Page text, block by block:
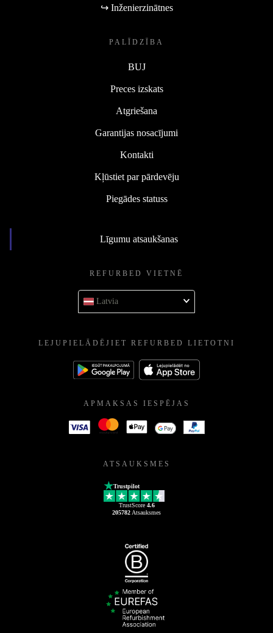
↪ Inženierzinātnes
PALĪDZĪBA
BUJ
Preces izskats
Atgriešana
Garantijas nosacījumi
Kontakti
Kļūstiet par pārdevēju
Piegādes statuss
Līgumu atsaukšanas
REFURBED VIETNĒ
Latvia
LEJUPIELĀDĒJIET REFURBED LIETOTNI
APMAKSAS IESPĒJAS
ATSAUKSMES
Trustpilot
TrustScore 4.6
205782 Atsauksmes